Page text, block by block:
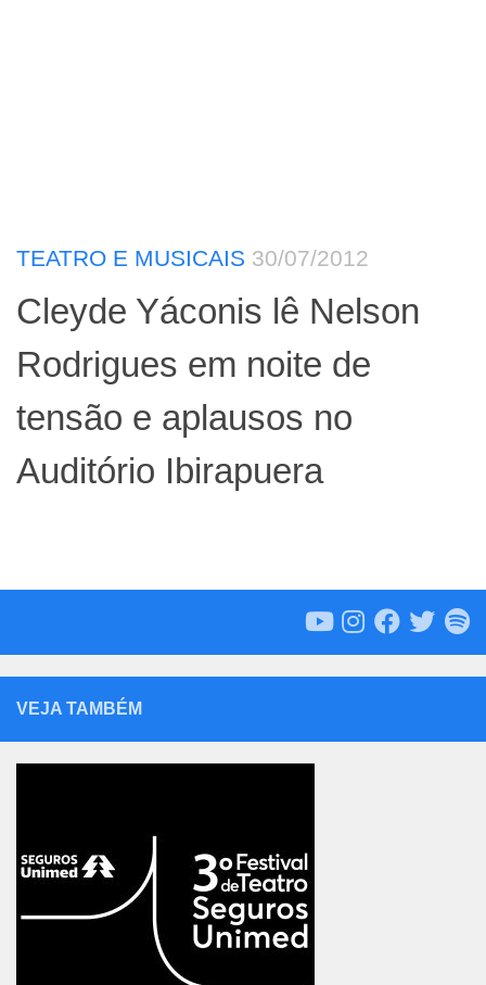
TEATRO E MUSICAIS 30/07/2012
Cleyde Yáconis lê Nelson
Rodrigues em noite de
tensão e aplausos no
Auditório Ibirapuera
VEJA TAMBÉM